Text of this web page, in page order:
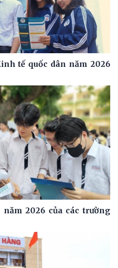
tế quốc dân năm 2026
2026 của các trường